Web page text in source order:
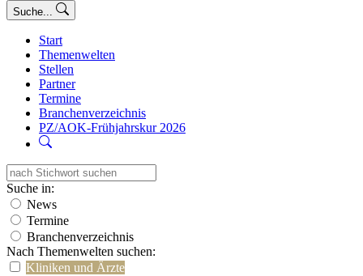
Suche...
Start
Themenwelten
Stellen
Partner
Termine
Branchenverzeichnis
PZ/AOK-Frühjahrskur 2026
Suche in:
News
Termine
Branchenverzeichnis
Nach Themenwelten suchen:
Kliniken und Ärzte